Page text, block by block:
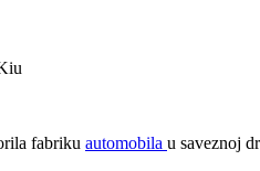
fabriku automobila u saveznoj